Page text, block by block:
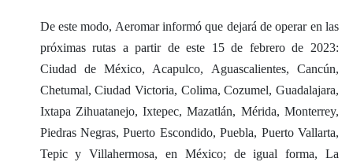
De este modo, Aeromar informó que dejará de operar en las
próximas rutas a partir de este 15 de febrero de 2023:
Ciudad de México, Acapulco, Aguascalientes, Cancún,
Chetumal, Ciudad Victoria, Colima, Cozumel, Guadalajara,
Ixtapa Zihuatanejo, Ixtepec, Mazatlán, Mérida, Monterrey,
Piedras Negras, Puerto Escondido, Puebla, Puerto Vallarta,
Tepic y Villahermosa, en México; de igual forma, La